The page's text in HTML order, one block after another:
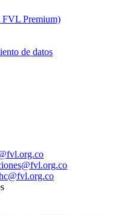
FVL Premium)
de datos